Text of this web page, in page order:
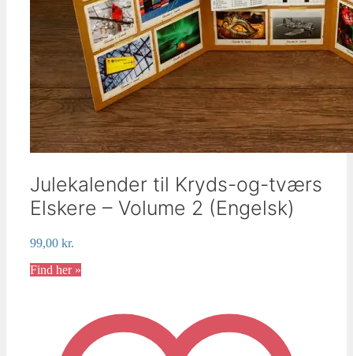
Julekalender til Kryds-og-tværs
Elskere – Volume 2 (Engelsk)
99,00 kr.
Find her »